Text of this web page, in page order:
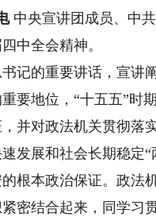
中央宣讲团成员、中
中全会精神。
的重要讲话，宣讲
要地位，“十五五”时
并对政法机关贯彻落
展和社会长期稳定“
根本政治保证。政法
密结合起来，同学习